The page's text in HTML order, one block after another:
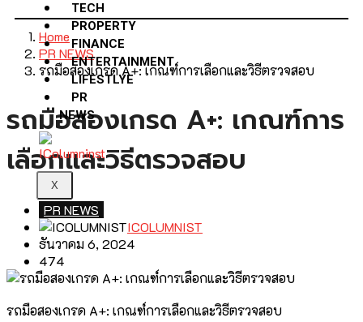
TECH
PROPERTY
FINANCE
ENTERTAINMENT
LIFESTLYE
PR
NEWS
X
Home
PR NEWS
รถมือสองเกรด A+: เกณฑ์การเลือกและวิธีตรวจสอบ
รถมือสองเกรด A+: เกณฑ์การ
เลือกและวิธีตรวจสอบ
PR NEWS
ICOLUMNIST
ธันวาคม 6, 2024
474
รถมือสองเกรด A+: เกณฑ์การเลือกและวิธีตรวจสอบ